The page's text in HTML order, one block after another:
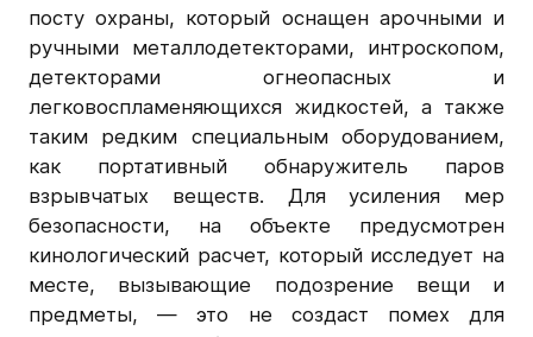
посту охраны, который оснащен арочными и
ручными металлодетекторами, интроскопом,
детекторами огнеопасных и
легковоспламеняющихся жидкостей, а также
таким редким специальным оборудованием,
как портативный обнаружитель паров
взрывчатых веществ. Для усиления мер
безопасности, на объекте предусмотрен
кинологический расчет, который исследует на
месте, вызывающие подозрение вещи и
предметы, — это не создаст помех для